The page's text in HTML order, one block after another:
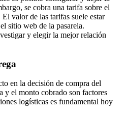
se cobra una tarifa sobre el
valor de las tarifas suele estar
sitio web de la pasarela.
y elegir la mejor relación
en la decisión de compra del
y el monto cobrado son factores
logísticas es fundamental hoy